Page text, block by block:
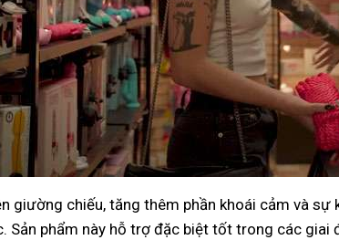
giường chiếu, tăng thêm phần khoái cảm và
Sản phẩm này hỗ trợ đặc biệt tốt trong các giai